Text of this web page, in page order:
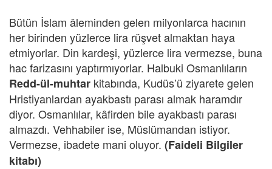
Bütün İslam âleminden gelen milyonlarca hacının
her birinden yüzlerce lira rüşvet almaktan haya
etmiyorlar. Din kardeşi, yüzlerce lira vermezse, buna
hac farizasını yaptırmıyorlar. Halbuki Osmanlıların
Redd-ül-muhtar kitabında, Kudüs’ü ziyarete gelen
Hristiyanlardan ayakbastı parası almak haramdır
diyor. Osmanlılar, kâfirden bile ayakbastı parası
almazdı. Vehhabiler ise, Müslümandan istiyor.
Vermezse, ibadete mani oluyor. (Faideli Bilgiler
kitabı)